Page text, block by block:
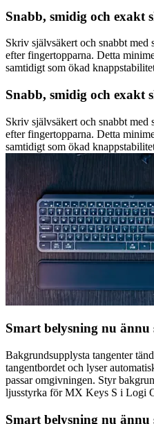
Snabb, smidig och exakt
Skriv självsäkert och snabbt med
efter fingertopparna. Detta
samtidigt som ökad
Snabb, smidig och exakt
Skriv självsäkert och snabbt med
efter fingertopparna. Detta
samtidigt som ökad
Smart belysning nu ännu
Bakgrundsupplysta tangenter
tangentbordet och lyser
passar omgivningen. Styr
ljusstyrka för MX Keys S i Logi
Smart belysning nu ännu